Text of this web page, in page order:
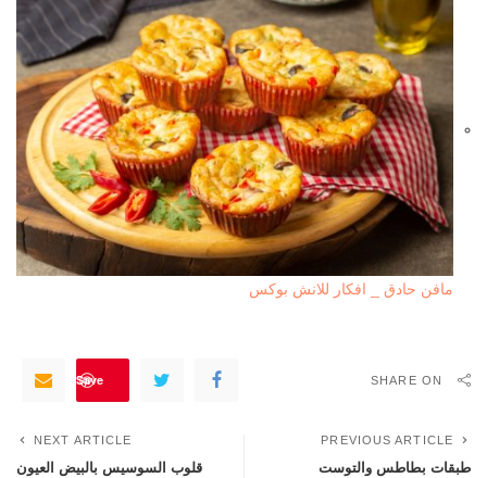
مافن حادق _ افكار للانش بوكس
SHARE ON
Save
PREVIOUS ARTICLE
طبقات بطاطس والتوست
NEXT ARTICLE
قلوب السوسيس بالبيض العيون